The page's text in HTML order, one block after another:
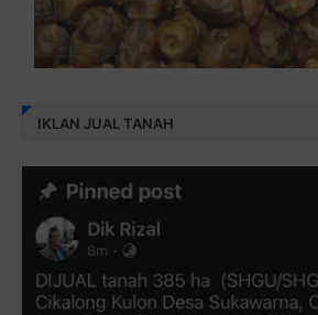
IKLAN JUAL TANAH